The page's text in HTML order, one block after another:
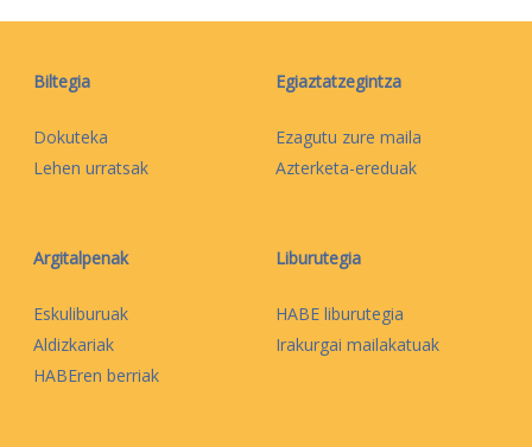
Biltegia
Dokuteka
Lehen urratsak
Egiaztatzegintza
Ezagutu zure maila
Azterketa-ereduak
Argitalpenak
Eskuliburuak
Aldizkariak
HABEren berriak
Liburutegia
HABE liburutegia
Irakurgai mailakatuak